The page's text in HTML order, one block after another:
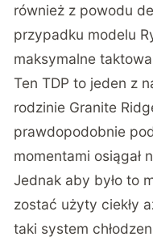
również z powodu
przypadku modelu
maksymalne
Ten TDP to jeden z
rodzinie Granite
prawdopodobnie
momentami osiągał
Jednak aby było to
zostać użyty ciekły
taki system